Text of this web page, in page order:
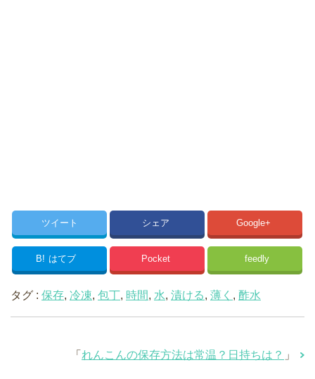
ツイート シェア Google+
B! はてブ Pocket feedly
タグ : 保存, 冷凍, 包丁, 時間, 水, 漬ける, 薄く , 酢水
「 れんこんの保存方法は常温？日持ちは？ 」